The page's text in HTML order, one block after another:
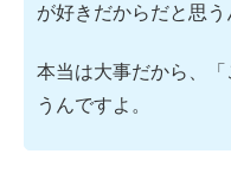
が好きだからだと思う
本当は大事だから、
うんですよ。